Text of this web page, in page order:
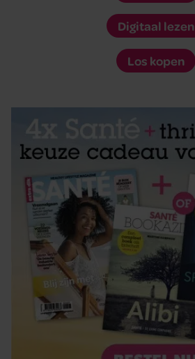
Digitaal lezen
Los kopen